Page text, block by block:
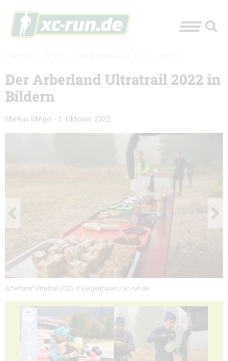
Der Arberland Ultratrail 2022 in
Bildern
Markus Mingo - 1. Oktober 2022
Arberland Ultratrail 2022 © Felgenhauer / xc-run.de